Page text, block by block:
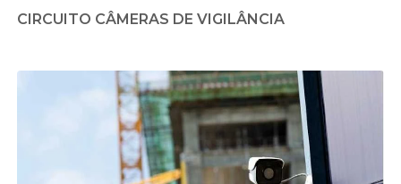
CIRCUITO CÂMERAS DE VIGILÂNCIA